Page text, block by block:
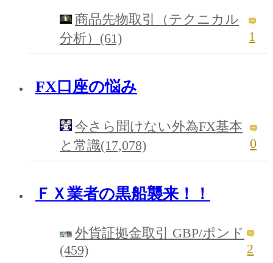
商品先物取引（テクニカル
分析）(61)
1
FX口座の悩み
今さら聞けない外為FX基本
と常識(17,078)
0
ＦＸ業者の黒船襲来！！
外貨証拠金取引 GBP/ポンド
(459)
2